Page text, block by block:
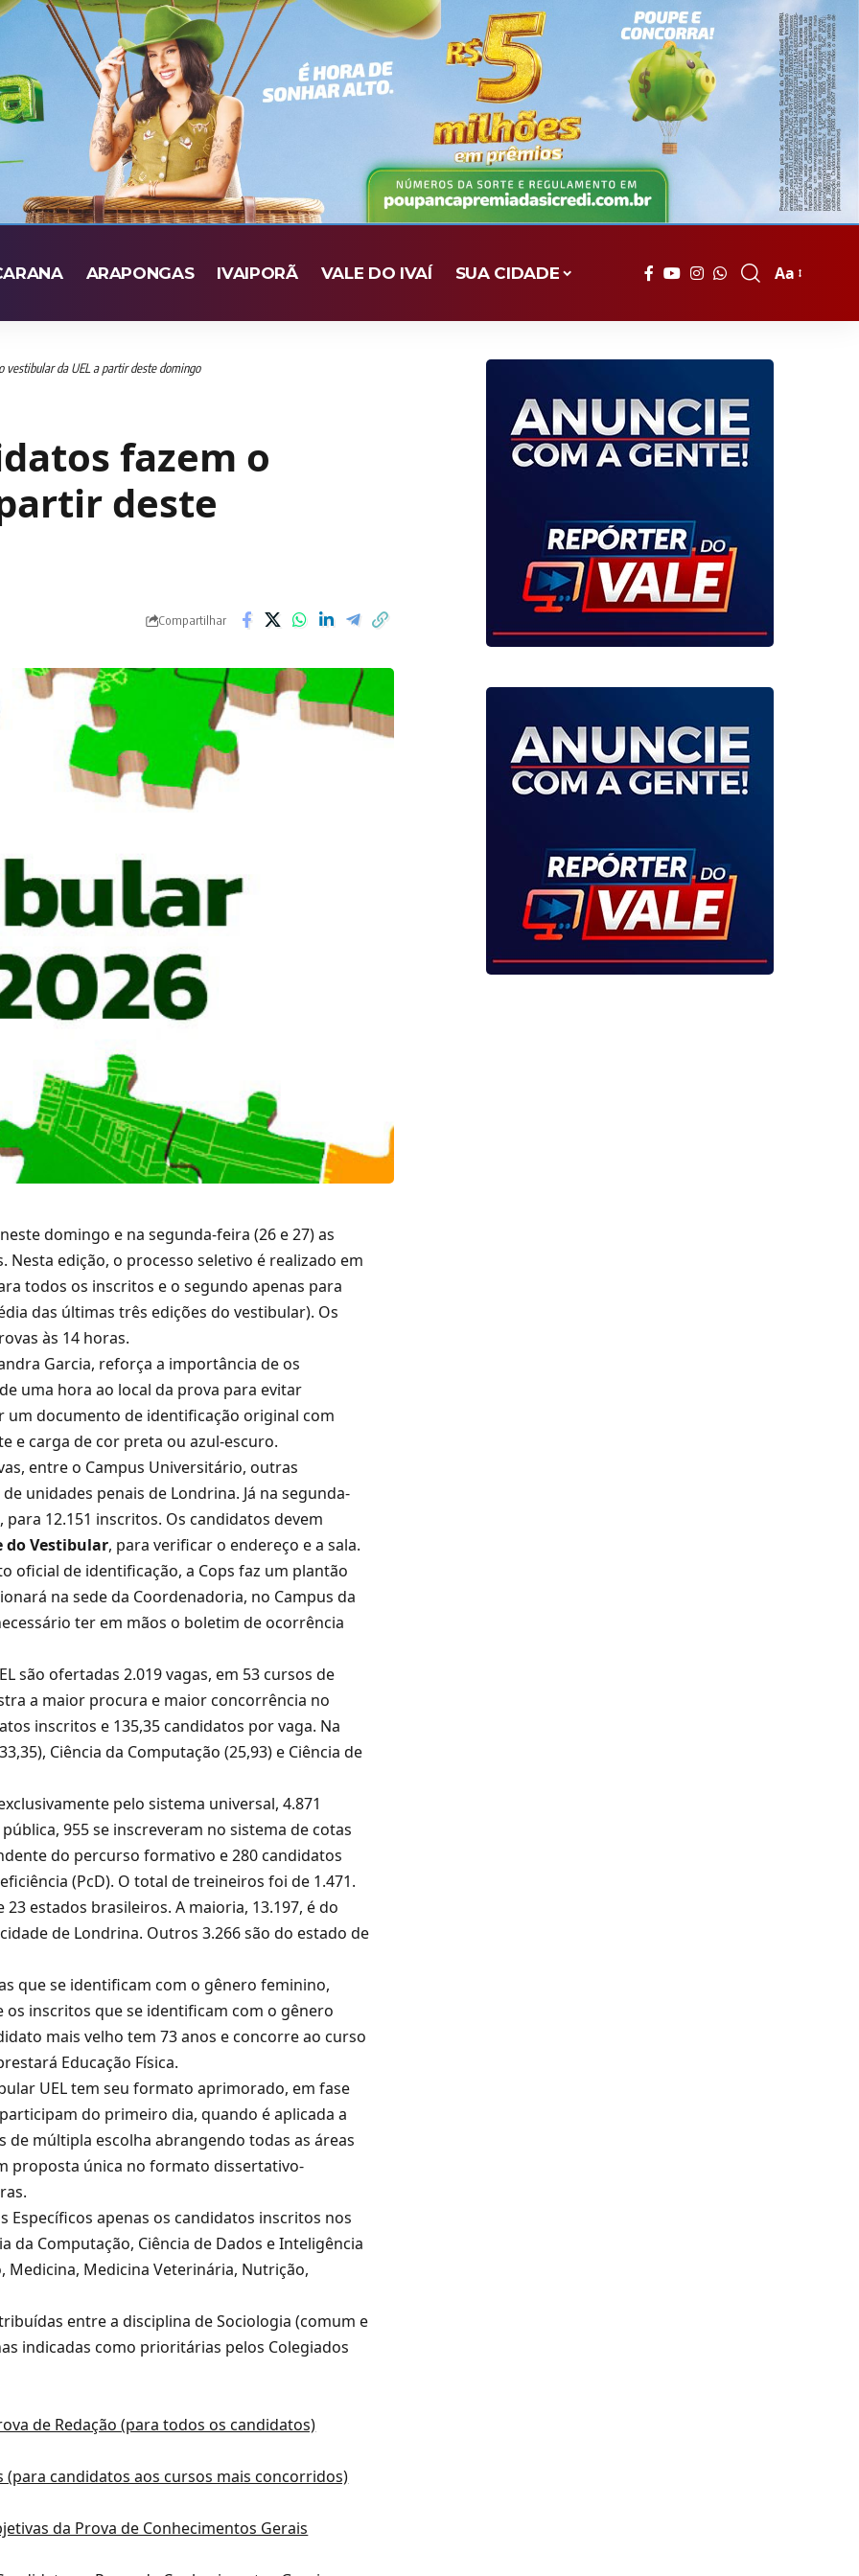
ARAPONGAS IVAIPORÃ VALE DO IVAÍ SUA CIDADE
Font
Aa
vestibular da UEL a partir deste domingo
fazem o
deste
Compartilhar
domingo e na segunda-feira (26 e 27) as
edição, o processo seletivo é realizado em
todos os inscritos e o segundo apenas para
das últimas três edições do vestibular). Os
às 14 horas.
Garcia, reforça a importância de os
uma hora ao local da prova para evitar
documento de identificação original com
e carga de cor preta ou azul-escuro.
entre o Campus Universitário, outras
unidades penais de Londrina. Já na segunda-
12.151 inscritos. Os candidatos devem
do Vestibular, para verificar o endereço e a sala.
oficial de identificação, a Cops faz um plantão
na sede da Coordenadoria, no Campus da
ter em mãos o boletim de ocorrência
são ofertadas 2.019 vagas, em 53 cursos de
a maior procura e maior concorrência no
inscritos e 135,35 candidatos por vaga. Na
Ciência da Computação (25,93) e Ciência de
pelo sistema universal, 4.871
955 se inscreveram no sistema de cotas
do percurso formativo e 280 candidatos
(PcD). O total de treineiros foi de 1.471.
estados brasileiros. A maioria, 13.197, é do
de Londrina. Outros 3.266 são do estado de
que se identificam com o gênero feminino,
os inscritos que se identificam com o gênero
mais velho tem 73 anos e concorre ao curso
Educação Física.
UEL tem seu formato aprimorado, em fase
do primeiro dia, quando é aplicada a
de múltipla escolha abrangendo todas as áreas
proposta única no formato dissertativo-
Específicos apenas os candidatos inscritos nos
da Computação, Ciência de Dados e Inteligência
Medicina Veterinária, Nutrição,
entre a disciplina de Sociologia (comum e
indicadas como prioritárias pelos Colegiados
de Redação (para todos os candidatos)
(para candidatos aos cursos mais concorridos)
da Prova de Conhecimentos Gerais